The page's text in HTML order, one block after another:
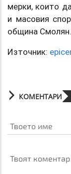
мерки, които
и масовия
община Смолян.
Източник:
КОМЕНТАРИ
Твоето име
Твоят коментар